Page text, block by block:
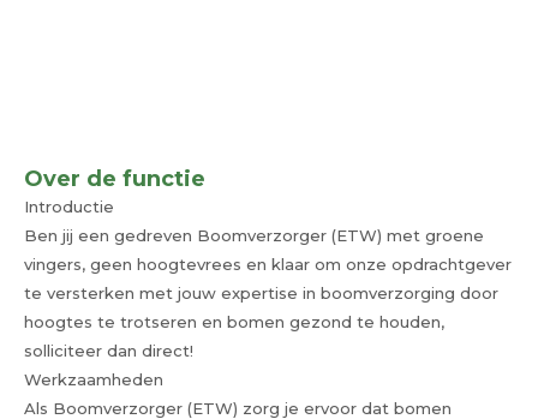
Over de functie
Introductie
Ben jij een gedreven Boomverzorger (ETW) met groene
vingers, geen hoogtevrees en klaar om onze opdrachtgever
te versterken met jouw expertise in boomverzorging door
hoogtes te trotseren en bomen gezond te houden,
solliciteer dan direct!
Werkzaamheden
Als Boomverzorger (ETW) zorg je ervoor dat bomen